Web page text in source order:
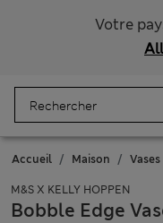
Votre
Accueil Maison Vases
M&S X KELLY HOPPEN
Bobble Edge